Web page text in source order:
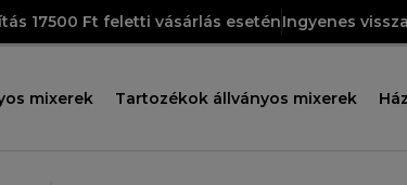
17500 Ft feletti vásárlás eseténIngyenes
mixerek Tartozékok állványos mixerek